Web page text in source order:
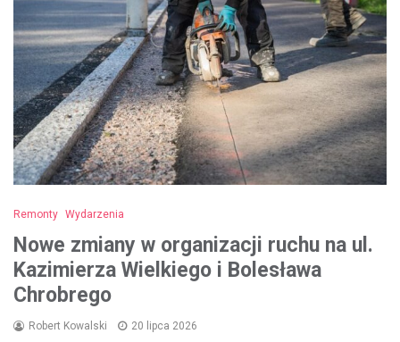
Remonty Wydarzenia
Nowe zmiany w organizacji ruchu na ul.
Kazimierza Wielkiego i Bolesława
Chrobrego
Robert Kowalski 20 lipca 2026